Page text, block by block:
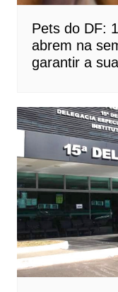
Pets do DF:
abrem na
garantir a sua